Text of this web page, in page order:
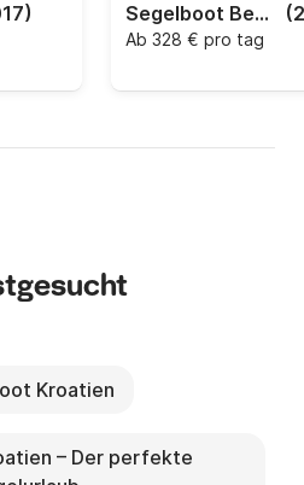
Segelboot Beneteau Oceanis 51.1 15.94m
Ab 328 € pro tag
Kroatien
– Der perfekte